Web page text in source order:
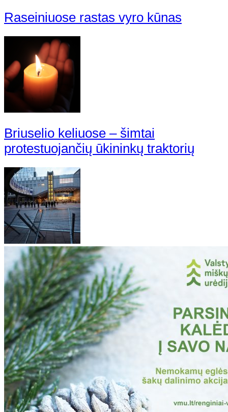
Raseiniuose rastas vyro kūnas
Briuselio keliuose – šimtai
protestuojančių ūkininkų traktorių